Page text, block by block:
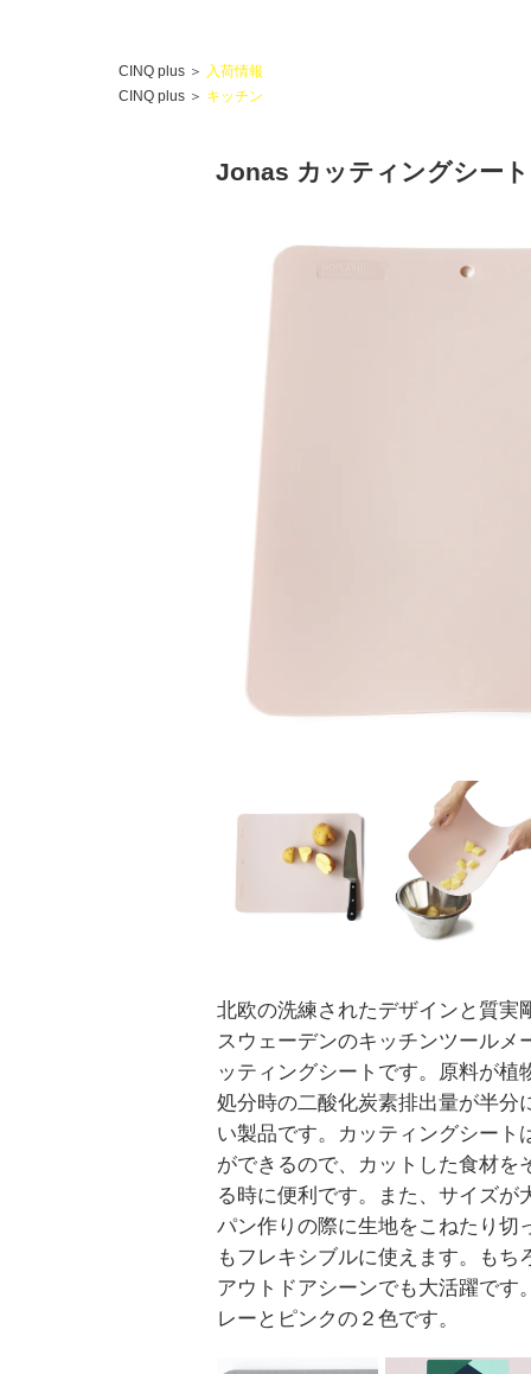
CINQ plus ＞ 入荷情報
CINQ plus ＞ キッチン
Jonas カッティングシー
北欧の洗練されたデザインと質実
スウェーデンのキッチンツールメ
ッティングシートです。原料が植
処分時の二酸化炭素排出量が半分
い製品です。カッティングシート
ができるので、カットした食材を
る時に便利です。また、サイズが
パン作りの際に生地をこねたり切
もフレキシブルに使えます。もち
アウトドアシーンでも大活躍です
レーとピンクの２色です。